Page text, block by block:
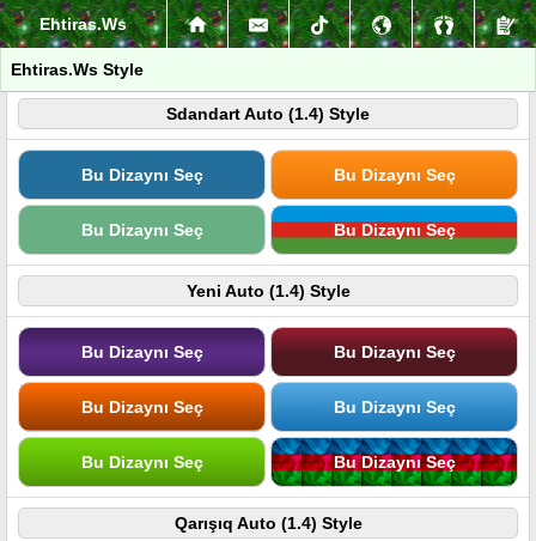
Ehtiras.Ws
Ehtiras.Ws Style
Sdandart Auto (1.4) Style
Bu Dizaynı Seç Bu Dizaynı Seç
Bu Dizaynı Seç Bu Dizaynı Seç
Yeni Auto (1.4) Style
Bu Dizaynı Seç Bu Dizaynı Seç
Bu Dizaynı Seç Bu Dizaynı Seç
Bu Dizaynı Seç Bu Dizaynı Seç
Qarışıq Auto (1.4) Style